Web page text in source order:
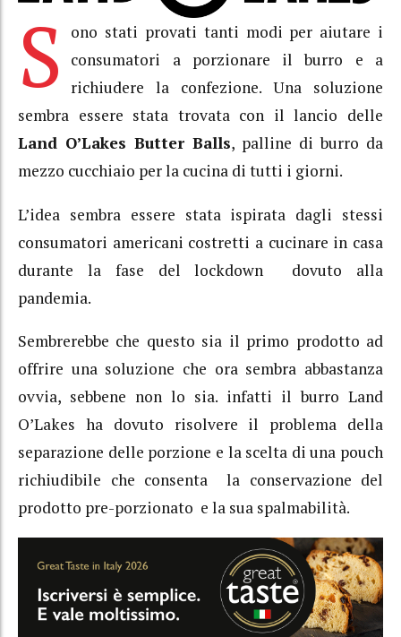
S
ono stati provati tanti modi per aiutare i
consumatori a porzionare il burro e a
richiudere la confezione. Una soluzione
sembra essere stata trovata con il lancio delle
Land O’Lakes Butter Balls, palline di burro da
mezzo cucchiaio per la cucina di tutti i giorni.
L’idea sembra essere stata ispirata dagli stessi
consumatori americani costretti a cucinare in casa
durante la fase del lockdown dovuto alla
pandemia.
Sembrerebbe che questo sia il primo prodotto ad
offrire una soluzione che ora sembra abbastanza
ovvia, sebbene non lo sia. infatti il burro Land
O’Lakes ha dovuto risolvere il problema della
separazione delle porzione e la scelta di una pouch
richiudibile che consenta la conservazione del
prodotto pre-porzionato e la sua spalmabilità.